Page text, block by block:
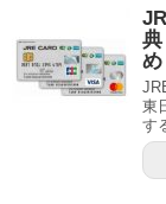
め
東
す